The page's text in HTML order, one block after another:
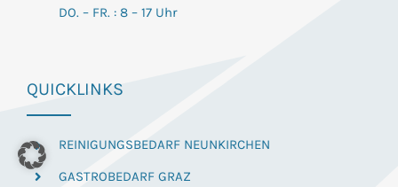
DO. – FR. : 8 – 17 Uhr
QUICKLINKS
REINIGUNGSBEDARF NEUNKIRCHEN
GASTROBEDARF GRAZ